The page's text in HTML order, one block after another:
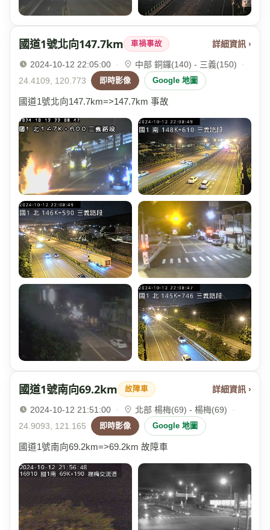
國道1號北向147.7km 車禍事故 詳細資訊 ›
2024-10-12 22:05:00 · 中部 銅鑼(140) - 三義(150)
·
24.4109, 120.773
即時影像 Google 地圖
國道1號北向147.7km=>147.7km 事故
國道1號南向69.2km 故障車 詳細資訊 ›
2024-10-12 21:51:00 · 北部 楊梅(69) - 楊梅(69)
·
24.9093, 121.165
即時影像 Google 地圖
國道1號南向69.2km=>69.2km 故障車